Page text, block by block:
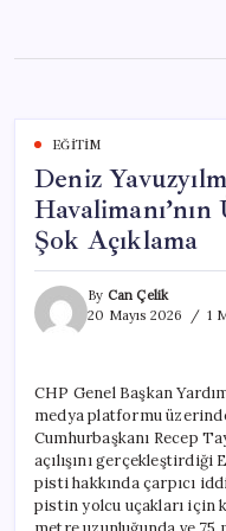
content
EĞITIM
Deniz
Şok Açıklama
By Can Çelik
20 Mayıs 2026
1
CHP Genel Başkan
medya platformu
Cumhurbaşkanı Recep
açılışını gerçekleştirdiği
pisti hakkında çarpıcı
pistin yolcu uçakları için